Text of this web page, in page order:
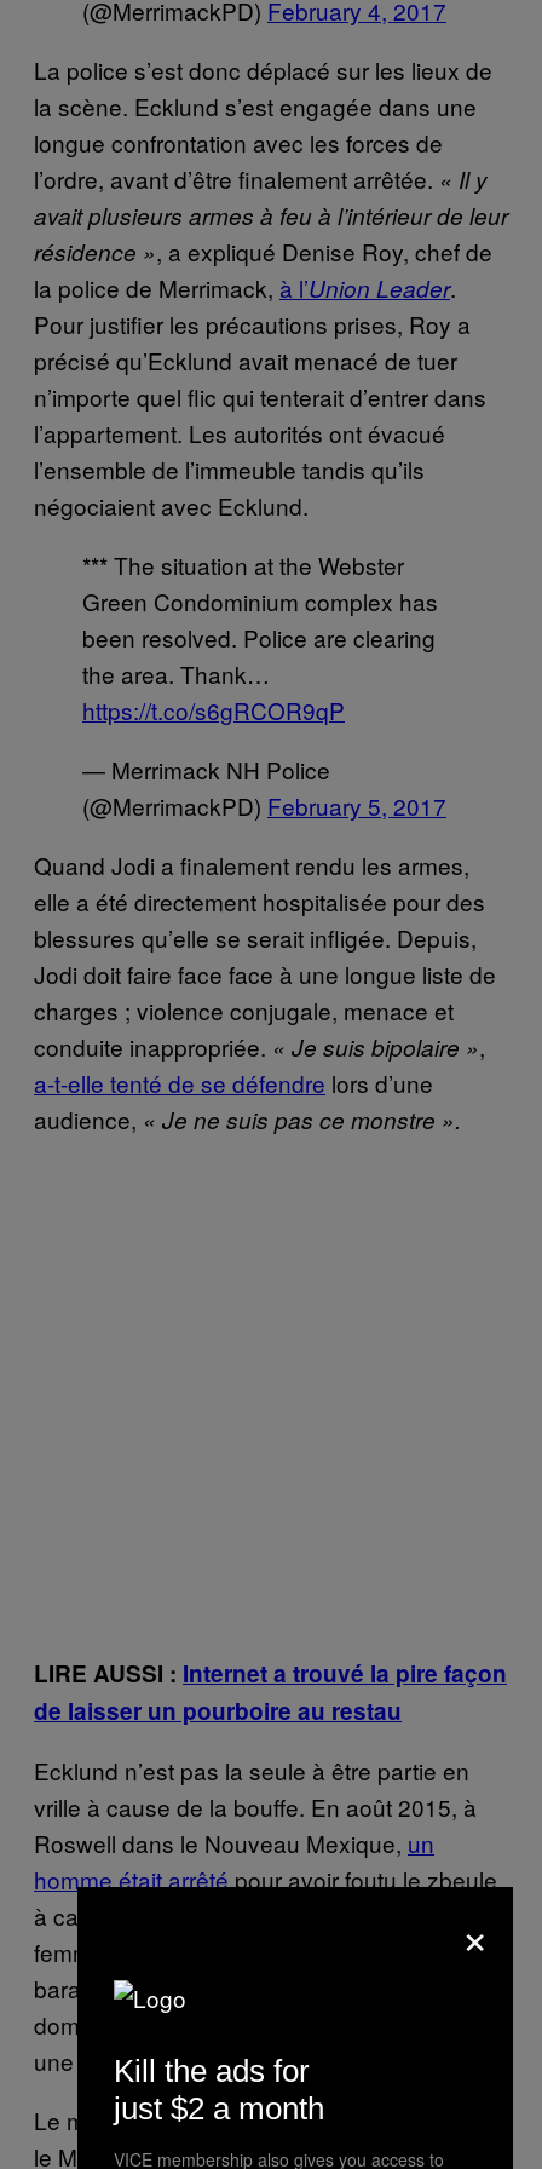
(@MerrimackPD) February 4, 2017
La police s’est donc déplacé sur les lieux de
la scène. Ecklund s’est engagée dans une
longue confrontation avec les forces de
l’ordre, avant d’être finalement arrêtée. « Il y
avait plusieurs armes à feu à l’intérieur de leur
résidence », a expliqué Denise Roy, chef de
la police de Merrimack, à l’Union Leader.
Pour justifier les précautions prises, Roy a
précisé qu’Ecklund avait menacé de tuer
n’importe quel flic qui tenterait d’entrer dans
l’appartement. Les autorités ont évacué
l’ensemble de l’immeuble tandis qu’ils
négociaient avec Ecklund.
*** The situation at the Webster
Green Condominium complex has
been resolved. Police are clearing
the area. Thank…
https://t.co/s6gRCOR9qP
— Merrimack NH Police
(@MerrimackPD) February 5, 2017
Quand Jodi a finalement rendu les armes,
elle a été directement hospitalisée pour des
blessures qu’elle se serait infligée. Depuis,
Jodi doit faire face face à une longue liste de
charges ; violence conjugale, menace et
conduite inappropriée. « Je suis bipolaire »,
a-t-elle tenté de se défendre lors d’une
audience, « Je ne suis pas ce monstre ».
LIRE AUSSI : Internet a trouvé la pire façon
de laisser un pourboire au restau
Ecklund n’est pas la seule à être partie en
vrille à cause de la bouffe. En août 2015, à
Roswell dans le Nouveau Mexique, un
homme était arrêtépour avoir foutu le zbeule
à cause d’un plat de pâtes préparé par sa
femme. La police avait débarqué dans la
baraque de Carl Harmon pour troubles
domestiques et l’avait trouvé en train de péter
une durite à cause de son repas.
Le mois dernier, un homme était arrêté dans
le Maryland pour avoirsorti son flingueet tiré
×
Kill the ads for
just $2 a month
VICE membership also gives you access to